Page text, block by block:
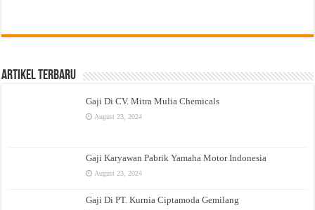
Artikel Terbaru
Gaji Di CV. Mitra Mulia Chemicals
August 23, 2024
Gaji Karyawan Pabrik Yamaha Motor Indonesia
August 23, 2024
Gaji Di PT. Kurnia Ciptamoda Gemilang